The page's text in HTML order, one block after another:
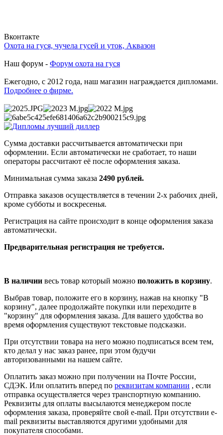
Вконтакте
Охота на гуся, чучела гусей и уток, Аквазон
Наш форум - Форум охота на гуся
Ежегодно, с 2012 года, наш магазин награждается дипломами.
Подробнее о фирме.
Сумма доставки рассчитывается автоматически при
оформлении. Если автоматически не сработает, то наши
операторы рассчитают её после оформления заказа.
Минимальная сумма заказа 2490 рублей.
Отправка заказов осуществляется в течении 2-х рабочих дней,
кроме субботы и воскресенья.
Регистрация на сайте происходит в конце оформления заказа
автоматически.
Предварительная регистрация не требуется.
В наличии весь товар который можно положить в корзину.
Выбрав товар, положите его в корзину, нажав на кнопку "В
корзину", далее продолжайте покупки или переходите в
"корзину" для оформления заказа. Для вашего удобства во
время оформления существуют текстовые подсказки.
При отсутствии товара на него можно подписаться всем тем,
кто делал у нас заказ ранее, при этом будучи
авторизованными на нашем сайте.
Оплатить заказ можно при получении на Почте России,
СДЭК. Или оплатить вперед по реквизитам компании , если
отправка осуществляется через транспортную компанию.
Реквизиты для оплаты высылаются менеджером после
оформления заказа, проверяйте свой e-mail. При отсутствии e-
mail реквизиты выставляются другими удобными для
покупателя способами.